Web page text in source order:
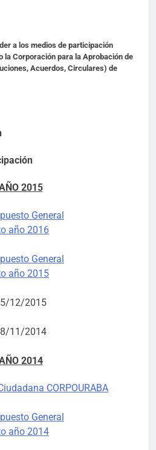
a los medios de participación
la Corporación para la Aprobación de
Acuerdos, Circulares) de
2015
General
año 2016
General
año 2015
12/2015
11/2014
2014
CORPOURABA
General
año 2014